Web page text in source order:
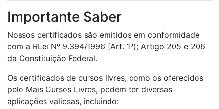
Importante Saber
Nossos certificados são emitidos em conformidade
com a RLei Nº 9.394/1996 (Art. 1º); Artigo 205 e 206
da Constituição Federal.
Os certificados de cursos livres, como os oferecidos
pelo Mais Cursos Livres, podem ter diversas
aplicações valiosas, incluindo: